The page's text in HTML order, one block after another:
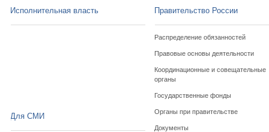
Исполнительная власть Правительство России
Распределение обязанностей
Правовые основы деятельности
Координационные и совещательные
органы
Государственные фонды
Органы при правительстве
Документы
Для СМИ